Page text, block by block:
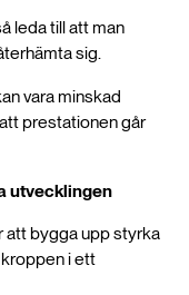
leda till att man
sig.
vara minskad
prestationen går
utvecklingen
att bygga upp styrka
i ett